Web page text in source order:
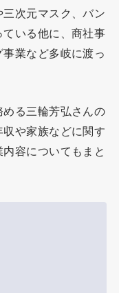
次元マスク、バン
いる他に、商社事
業など多岐に渡っ
る三輪芳弘さんの
や家族などに関す
容についてもまと